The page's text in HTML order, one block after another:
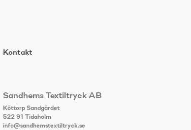
Kontakt
Sandhems Textiltryck AB
Köttorp Sandgärdet
522 91 Tidaholm
info@sandhemstextiltryck.se